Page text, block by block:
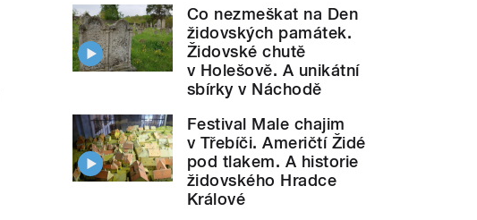
Co nezmeškat na Den
židovských památek.
Židovské chutě
v Holešově. A unikátní
sbírky v Náchodě
Festival Male chajim
v Třebíči. Američtí Židé
pod tlakem. A historie
židovského Hradce
Králové